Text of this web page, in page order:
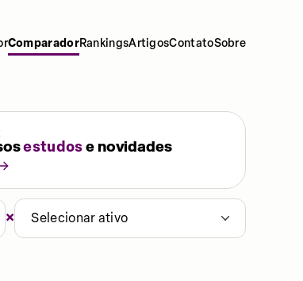
ComparadorRankingsArtigosContatoSobre
estudose novidades
× Selecionar ativo